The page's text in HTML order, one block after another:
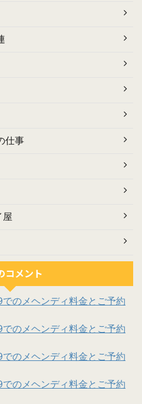
仕事
コメント
のメヘンディ料金とご予約
のメヘンディ料金とご予約
のメヘンディ料金とご予約
のメヘンディ料金とご予約